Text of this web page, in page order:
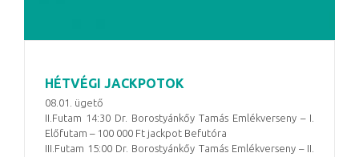
HÉTVÉGI JACKPOTOK
08.01. ügető
II.Futam 14:30 Dr. Borostyánkőy Tamás Emlékverseny – I.
Előfutam – 100 000 Ft jackpot Befutóra
III.Futam 15:00 Dr. Borostyánkőy Tamás Emlékverseny – II.